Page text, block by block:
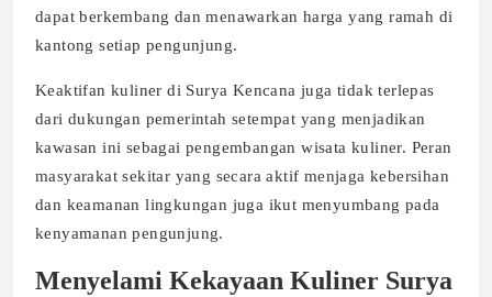
dapat berkembang dan menawarkan harga yang ramah di
kantong setiap pengunjung.
Keaktifan kuliner di Surya Kencana juga tidak terlepas
dari dukungan pemerintah setempat yang menjadikan
kawasan ini sebagai pengembangan wisata kuliner. Peran
masyarakat sekitar yang secara aktif menjaga kebersihan
dan keamanan lingkungan juga ikut menyumbang pada
kenyamanan pengunjung.
Menyelami Kekayaan Kuliner Surya